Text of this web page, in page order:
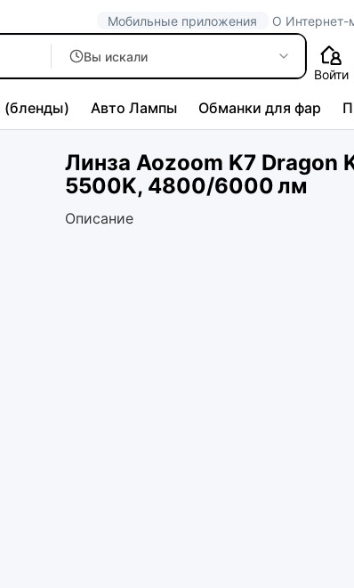
Мобильные приложения О Интернет-
Вы искали
Войти
(бленды) Авто Лампы Обманки для фар
Линза Aozoom K7 Dragon
5500K, 4800/6000 лм
Описание